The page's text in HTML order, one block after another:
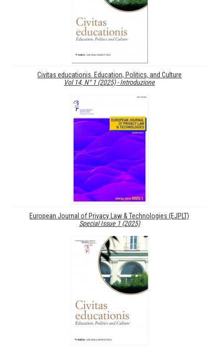
Civitas educationis. Education, Politics, and Culture
Vol 14, N° 1 (2025) - Introduzione
European Journal of Privacy Law & Technologies (EJPLT)
Special Issue 1 (2025)